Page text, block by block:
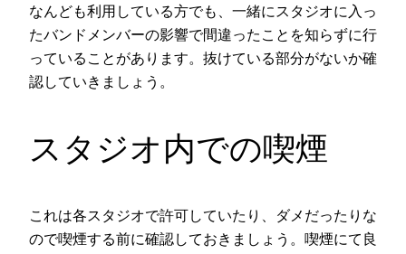
なんども利用している方でも、一緒にスタジオに入っ
たバンドメンバーの影響で間違ったことを知らずに行
っていることがあります。抜けている部分がないか確
認していきましょう。
スタジオ内での喫煙
これは各スタジオで許可していたり、ダメだったりな
ので喫煙する前に確認しておきましょう。喫煙にて良